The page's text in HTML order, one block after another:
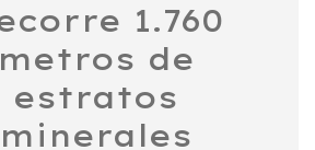
1.760
metros de
estratos
minerales